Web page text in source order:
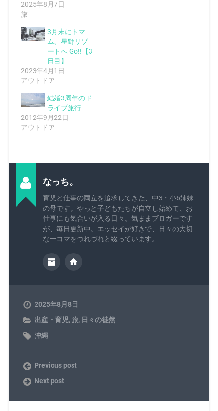
2025年8月7日
旅
3月末にトマ
ム、星野リゾ
ートへ Go!!【3
日目】
2023年4月1日
アウトドア
結婚3周年のド
ライブ旅行
2012年9月22日
アウトドア
なっち。
育児と仕事の両立を追求してきた、中3・小6姉妹
の母です。やっと子どもたちが自立し始めて、お
仕事にも気合いが入る日々。気ままブロガーです
が、毎日更新中。エッセイが好きで、日々の大切
な一コマをつれづれと綴っています。
2025年8月8日
出産・育児,旅, 日々の徒然
沖縄
Previous post
Next post